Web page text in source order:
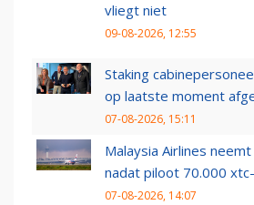
vliegt niet
09-08-2026, 12:55
Staking
op laatste moment
07-08-2026, 15:11
Malaysia Airlines
nadat piloot 70.000
07-08-2026, 14:07